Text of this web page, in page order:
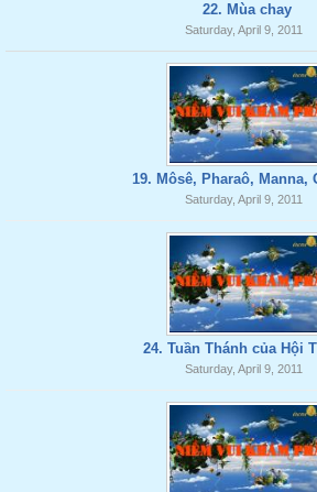
22. Mùa chay
Saturday, April 9, 2011
19. Môsê, Pharaô, Manna,
Saturday, April 9, 2011
24. Tuần Thánh của Hội
Saturday, April 9, 2011